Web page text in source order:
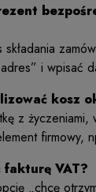
i wpisać
kosz
z życzeniami,
firmowy,
fakturę VAT?
„chcę